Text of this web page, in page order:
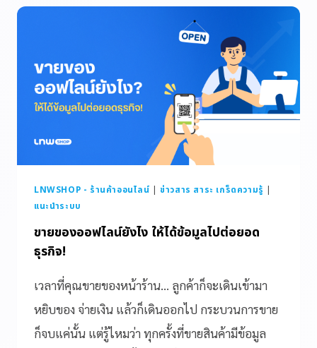
LNWSHOP - ร้านค้าออนไลน์ |ข่าวสาร สาระ เกร็ดความรู้ |
แนะนำระบบ
ขายของออฟไลน์ยังไง ให้ได้ข้อมูลไปต่อยอด
ธุรกิจ!
เวลาที่คุณขายของหน้าร้าน… ลูกค้าก็จะเดินเข้ามา
หยิบของ จ่ายเงิน แล้วก็เดินออกไป กระบวนการขาย
ก็จบแค่นั้น แต่รู้ไหมว่า ทุกครั้งที่ขายสินค้ามีข้อมูล